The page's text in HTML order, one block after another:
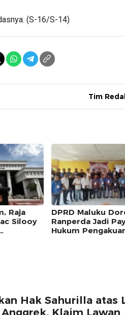
(S-16/S-14)
Tim
Raja
Silooy
DPRD Maluku
Ranperda Jadi
Hukum
Hak Sahurilla atas